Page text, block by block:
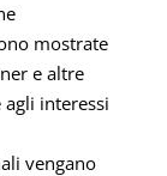
mostrate
e altre
interessi
vengano